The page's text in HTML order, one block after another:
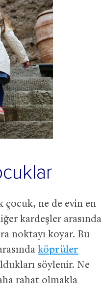
çocuk, ne de evin en
kardeşler arasında
noktayı koyar. Bu
köprüler
söylenir. Ne
rahat olmakla